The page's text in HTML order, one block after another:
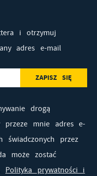
i otrzymuj
adres e-mail
drogą
przeze mnie adres e-
świadczonych przez
może zostać
Polityka prywatności i